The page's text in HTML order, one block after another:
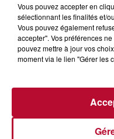
Vous pouvez accepter en
sélectionnant les finalités et/
Vous pouvez également
accepter". Vos préférences
pouvez mettre à jour vos
moment via le lien "Gérer les